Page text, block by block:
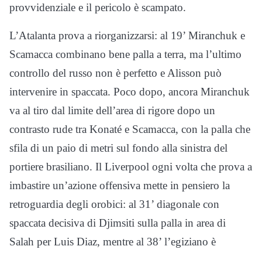
provvidenziale e il pericolo è scampato.
L’Atalanta prova a riorganizzarsi: al 19’ Miranchuk e
Scamacca combinano bene palla a terra, ma l’ultimo
controllo del russo non è perfetto e Alisson può
intervenire in spaccata. Poco dopo, ancora Miranchuk
va al tiro dal limite dell’area di rigore dopo un
contrasto rude tra Konaté e Scamacca, con la palla che
sfila di un paio di metri sul fondo alla sinistra del
portiere brasiliano. Il Liverpool ogni volta che prova a
imbastire un’azione offensiva mette in pensiero la
retroguardia degli orobici: al 31’ diagonale con
spaccata decisiva di Djimsiti sulla palla in area di
Salah per Luis Diaz, mentre al 38’ l’egiziano è